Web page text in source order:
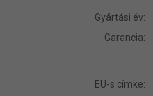
Gyártási év:
Garancia:
EU-s címke: